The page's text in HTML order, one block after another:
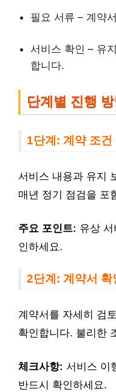
필요 서류 – 계약
서비스 확인 – 유
합니다.
단계별 진행 방
1단계: 계약 조건
서비스 내용과 유지
매년 정기 점검을 포
주요 포인트: 유상
인하세요.
2단계: 계약서 확
계약서를 자세히 검
확인합니다. 불리한
체크사항: 서비스 이
반드시 확인하세요.